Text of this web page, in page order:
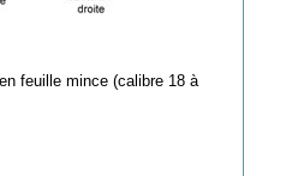
feuille mince (calibre 18 à